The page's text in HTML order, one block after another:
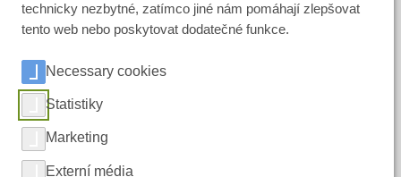
Instagram
Facebook
technicky nezbytné, zatímco jiné nám pomáhají zlepšovat
tento web nebo poskytovat dodatečné funkce.
Necessary cookies
Statistiky
Marketing
Externí média